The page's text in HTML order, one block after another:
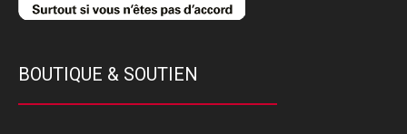
BOUTIQUE & SOUTIEN